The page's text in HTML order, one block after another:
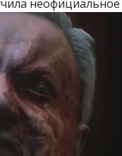
неофициальное